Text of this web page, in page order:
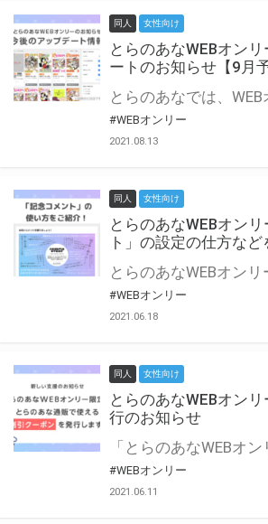
同人 女性向け
とらのあなWEBオン
ートのお知らせ【9月予
#WEBオンリー
2021.08.13
同人 女性向け
とらのあなWEBオン
ト」の設定の仕方など
#WEBオンリー
2021.06.18
同人 女性向け
とらのあなWEBオン
行のお知らせ
#WEBオンリー
2021.06.11